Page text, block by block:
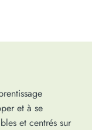
et à se
et centrés sur